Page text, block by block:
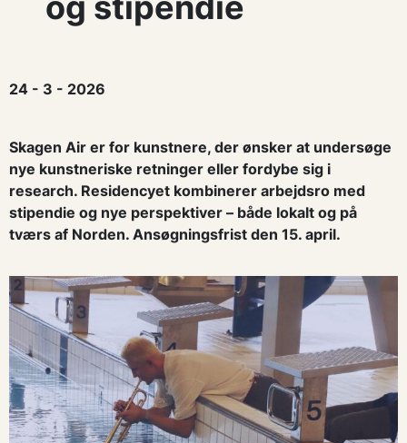
24 - 3 - 2026
Skagen Air er for kunstnere, der ønsker at undersøge
nye kunstneriske retninger eller fordybe sig i
research. Residencyet kombinerer arbejdsro med
stipendie og nye perspektiver – både lokalt og på
tværs af Norden. Ansøgningsfrist den 15. april.